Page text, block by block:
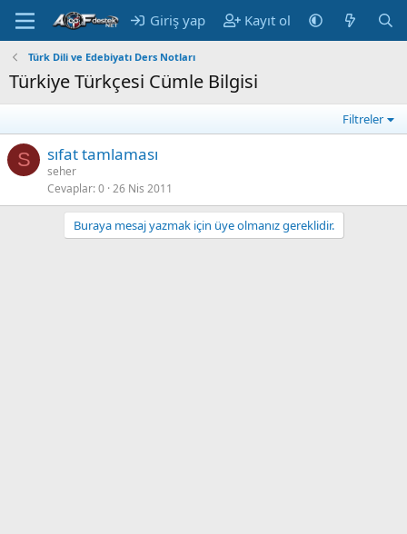
Giriş yap Kayıt ol
Türk Dili ve Edebiyatı Ders Notları
Türkiye Türkçesi Cümle Bilgisi
Filtreler
S sıfat tamlaması
seher
Cevaplar 0 26 Nis 2011
Buraya mesaj yazmak için üye olmanız gereklidir.